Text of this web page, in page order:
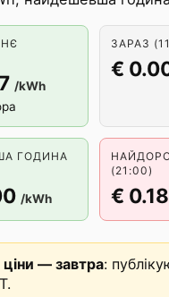
/kWh
ЗАРАЗ
€
ГОДИНА
/kWh
(21:00)
€
ціни — завтра:
.